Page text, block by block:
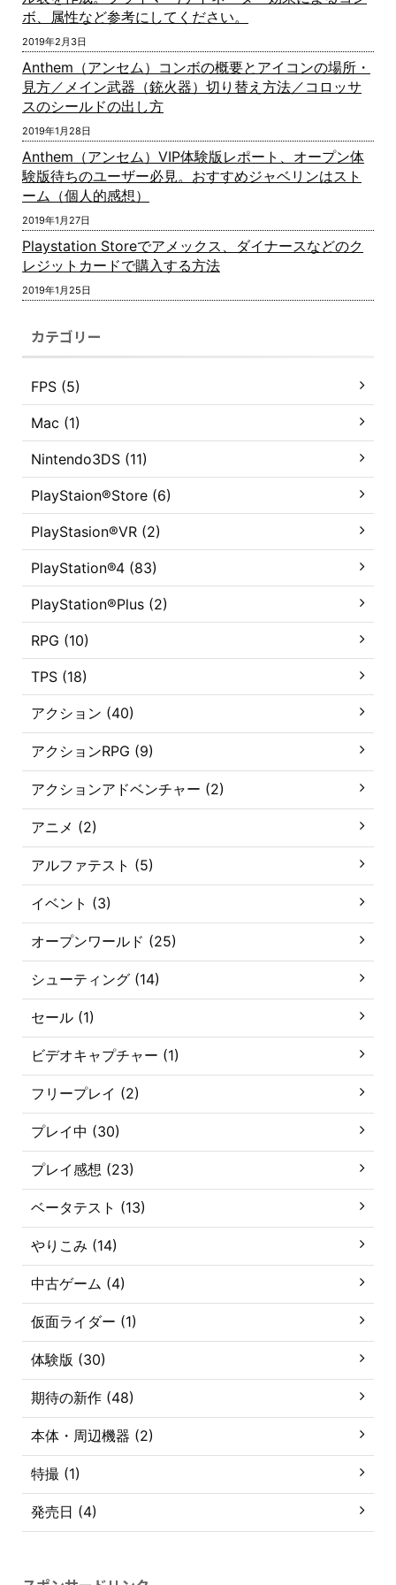
ボ、属性など参考にしてください。
2019年2月3日
Anthem（アンセム）コンボの概要とアイコンの場所・
見方／メイン武器（銃火器）切り替え方法／コロッサ
スのシールドの出し方
2019年1月28日
Anthem（アンセム）VIP体験版レポート、オープン体
験版待ちのユーザー必見。おすすめジャベリンはスト
ーム（個人的感想）
2019年1月27日
Playstation Storeでアメックス、ダイナースなどのク
レジットカードで購入する方法
2019年1月25日
カテゴリー
FPS (5)
Mac (1)
Nintendo3DS (11)
PlayStaion®Store (6)
PlayStasion®VR (2)
PlayStation®4 (83)
PlayStation®Plus (2)
RPG (10)
TPS (18)
アクション (40)
アクションRPG (9)
アクションアドベンチャー (2)
アニメ (2)
アルファテスト (5)
イベント (3)
オープンワールド (25)
シューティング (14)
セール (1)
ビデオキャプチャー (1)
フリープレイ (2)
プレイ中 (30)
プレイ感想 (23)
ベータテスト (13)
やりこみ (14)
中古ゲーム (4)
仮面ライダー (1)
体験版 (30)
期待の新作 (48)
本体・周辺機器 (2)
特撮 (1)
発売日 (4)